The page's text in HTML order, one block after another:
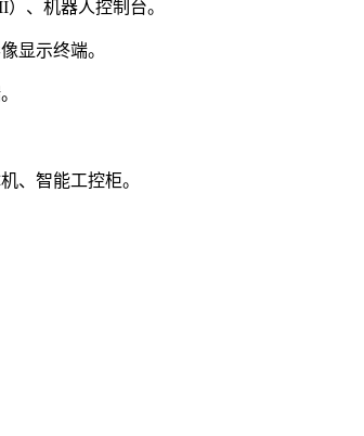
、机器人控制台。
显示终端。
、智能工控柜。